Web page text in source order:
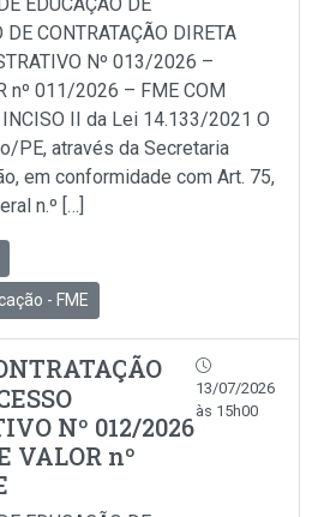
EDUCAÇÃO DE
CONTRATAÇÃO DIRETA
Nº 013/2026 –
nº 011/2026 – FME COM
INCISO II da Lei 14.133/2021 O
PE, através da Secretaria
em conformidade com Art. 75,
n.º […]
- FME
Nº 012/2026
VALOR nº
13/07/2026
às 15h00